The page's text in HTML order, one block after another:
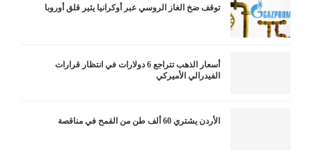
توقف ضخ الغاز الروسي عبر أوكرانيا يثير قلق أوروبا
أسعار الذهب تتراجع 6 دولارات في انتظار قرارات
الفيدرالي الأميركي
الأردن يشتري 60 ألف طن من القمح في مناقصة